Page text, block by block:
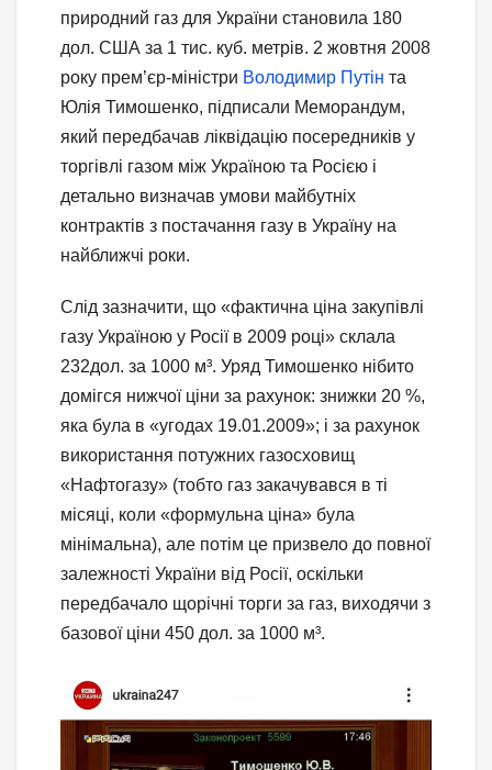
природний газ для України становила 180
дол. США за 1 тис. куб. метрів. 2 жовтня 2008
року прем’єр-міністри Володимир Путін та
Юлія Тимошенко, підписали Меморандум,
який передбачав ліквідацію посередників у
торгівлі газом між Україною та Росією і
детально визначав умови майбутніх
контрактів з постачання газу в Україну на
найближчі роки.
Слід зазначити, що «фактична ціна закупівлі
газу Україною у Росії в 2009 році» склала
232дол. за 1000 м³. Уряд Тимошенко нібито
домігся нижчої ціни за рахунок: знижки 20 %,
яка була в «угодах 19.01.2009»; і за рахунок
використання потужних газосховищ
«Нафтогазу» (тобто газ закачувався в ті
місяці, коли «формульна ціна» була
мінімальна), але потім це призвело до повної
залежності України від Росії, оскільки
передбачало щорічні торги за газ, виходячи з
базової ціни 450 дол. за 1000 м³.